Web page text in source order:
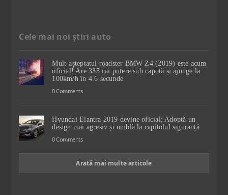
Cele mai noi știri auto
Mult-așteptatul roadster BMW Z4 (2019) este acum
oficial! Are 335 cai putere sub capotă și ajunge la
100km/h în 4.6 secunde
0 Comments
Hyundai Elantra 2019 devine oficial; Adoptă un
design mai agresiv și umblă la capitolul siguranță
0 Comments
Arată mai multe articole